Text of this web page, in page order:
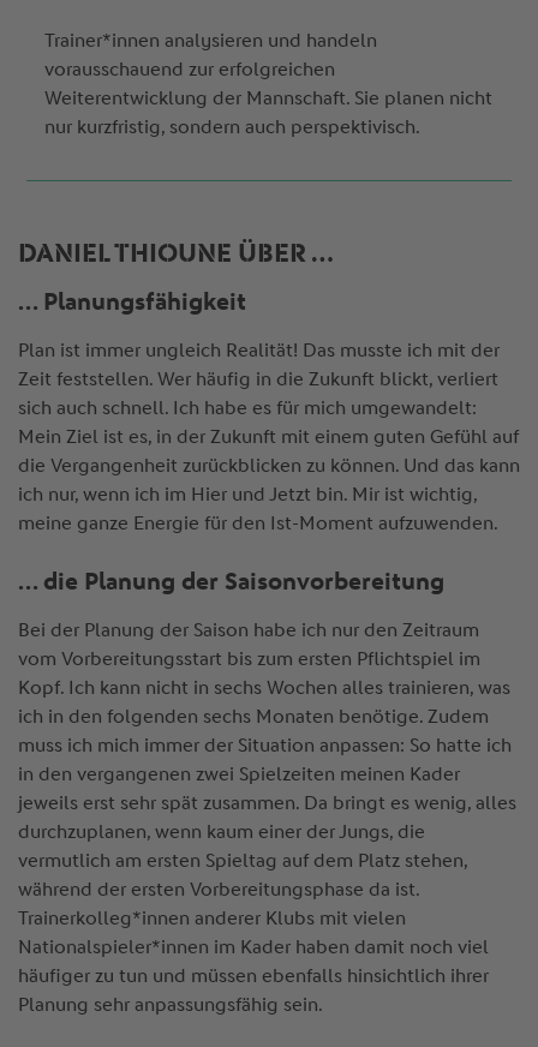
Trainer*innen analysieren und handeln
vorausschauend zur erfolgreichen
Weiterentwicklung der Mannschaft. Sie planen nicht
nur kurzfristig, sondern auch perspektivisch.
DANIEL THIOUNE ÜBER …
… Planungsfähigkeit
Plan ist immer ungleich Realität! Das musste ich mit der
Zeit feststellen. Wer häufig in die Zukunft blickt, verliert
sich auch schnell. Ich habe es für mich umgewandelt:
Mein Ziel ist es, in der Zukunft mit einem guten Gefühl auf
die Vergangenheit zurückblicken zu können. Und das kann
ich nur, wenn ich im Hier und Jetzt bin. Mir ist wichtig,
meine ganze Energie für den Ist-Moment aufzuwenden.
… die Planung der Saisonvorbereitung
Bei der Planung der Saison habe ich nur den Zeitraum
vom Vorbereitungsstart bis zum ersten Pflichtspiel im
Kopf. Ich kann nicht in sechs Wochen alles trainieren, was
ich in den folgenden sechs Monaten benötige. Zudem
muss ich mich immer der Situation anpassen: So hatte ich
in den vergangenen zwei Spielzeiten meinen Kader
jeweils erst sehr spät zusammen. Da bringt es wenig, alles
durchzuplanen, wenn kaum einer der Jungs, die
vermutlich am ersten Spieltag auf dem Platz stehen,
während der ersten Vorbereitungsphase da ist.
Trainerkolleg*innen anderer Klubs mit vielen
Nationalspieler*innen im Kader haben damit noch viel
häufiger zu tun und müssen ebenfalls hinsichtlich ihrer
Planung sehr anpassungsfähig sein.